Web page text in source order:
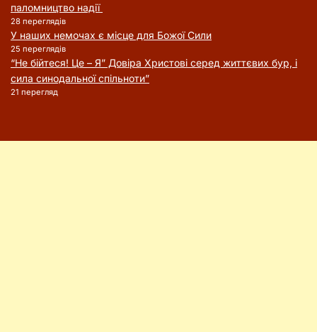
паломництво надії
28 переглядів
У наших немочах є місце для Божої Сили
25 переглядів
“Не бійтеся! Це – Я” Довіра Христові серед життєвих бур, і
сила синодальної спільноти”
21 перегляд